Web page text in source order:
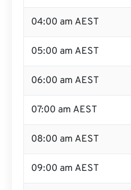
04:00 am AEST
05:00 am AEST
06:00 am AEST
07:00 am AEST
08:00 am AEST
09:00 am AEST